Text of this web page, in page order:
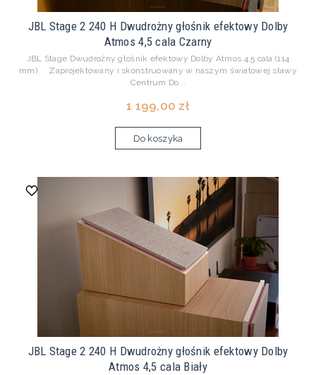
JBL Stage 2 240 H Dwudrożny głośnik efektowy Dolby
Atmos 4,5 cala Czarny
JBL Stage Dwudrożny głośnik efektowy Dolby Atmos 4,5 cala (114
mm) Zaprojektowany i skonstruowany w naszym światowej sławy
Centrum Do...
1 199,00 zł
Do koszyka
JBL Stage 2 240 H Dwudrożny głośnik efektowy Dolby
Atmos 4,5 cala Biały